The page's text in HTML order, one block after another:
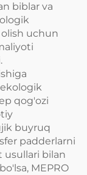
biblar va
uchun
qog'ozi
buyruq
padderlarni
usullari bilan
MEPRO